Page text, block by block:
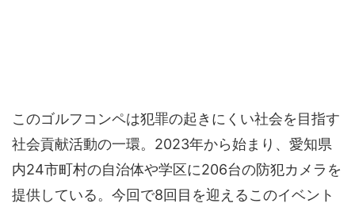
このゴルフコンペは犯罪の起きにくい社会を目指す
社会貢献活動の一環。2023年から始まり、愛知県
内24市町村の自治体や学区に206台の防犯カメラを
提供している。今回で8回目を迎えるこのイベント